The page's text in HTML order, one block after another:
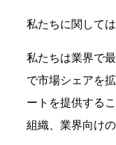
私たちに関しては
私たちは業界で
で市場シェアを
ートを提供する
組織、業界向け